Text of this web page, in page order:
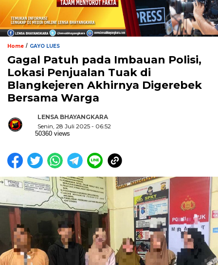
Home / GAYO LUES
Gagal Patuh pada Imbauan Polisi,
Lokasi Penjualan Tuak di
Blangkejeren Akhirnya Digerebek
Bersama Warga
LENSA BHAYANGKARA
Senin, 28 Juli 2025 - 06:52
50360 views